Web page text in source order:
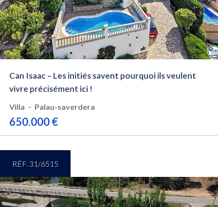
Can Isaac – Les initiés savent pourquoi ils veulent
vivre précisément ici !
Villa - Palau-saverdera
650.000 €
RÉF. 31/6515